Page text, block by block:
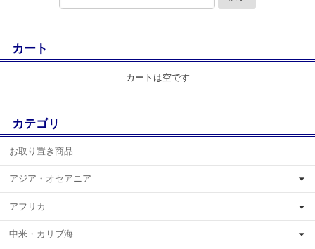
カート
カートは空です
カテゴリ
お取り置き商品
アジア・オセアニア
アフリカ
中米・カリブ海